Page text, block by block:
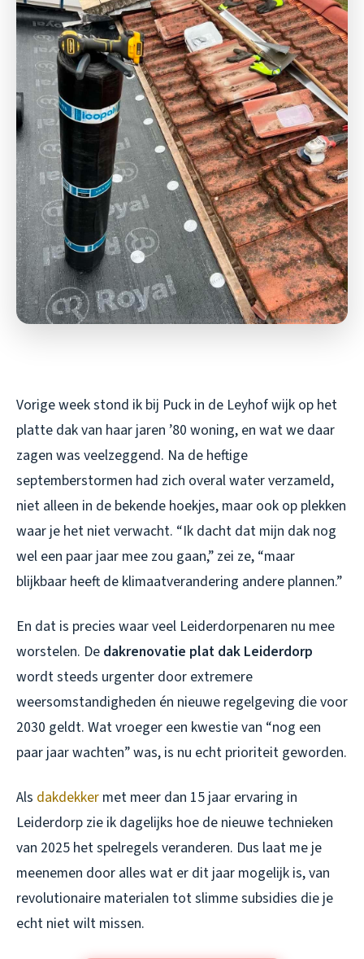
Vorige week stond ik bij Puck in de Leyhof wijk op het
platte dak van haar jaren ’80 woning, en wat we daar
zagen was veelzeggend. Na de heftige
septemberstormen had zich overal water verzameld,
niet alleen in de bekende hoekjes, maar ook op plekken
waar je het niet verwacht. “Ik dacht dat mijn dak nog
wel een paar jaar mee zou gaan,” zei ze, “maar
blijkbaar heeft de klimaatverandering andere plannen.”
En dat is precies waar veel Leiderdorpenaren nu mee
worstelen. De dakrenovatie plat dak Leiderdorp
wordt steeds urgenter door extremere
weersomstandigheden én nieuwe regelgeving die voor
2030 geldt. Wat vroeger een kwestie van “nog een
paar jaar wachten” was, is nu echt prioriteit geworden.
Als dakdekker met meer dan 15 jaar ervaring in
Leiderdorp zie ik dagelijks hoe de nieuwe technieken
van 2025 het spelregels veranderen. Dus laat me je
meenemen door alles wat er dit jaar mogelijk is, van
revolutionaire materialen tot slimme subsidies die je
echt niet wilt missen.